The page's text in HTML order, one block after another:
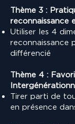
Thème 3 :
reconnaissance
Utiliser les 4
reconnaissance
différencié
Thème 4 :
Tirer parti de
en présence